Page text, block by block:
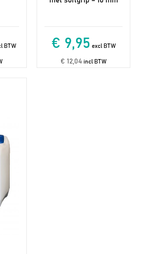
BTW € 9,95 excl BTW
€ 12,04 incl BTW